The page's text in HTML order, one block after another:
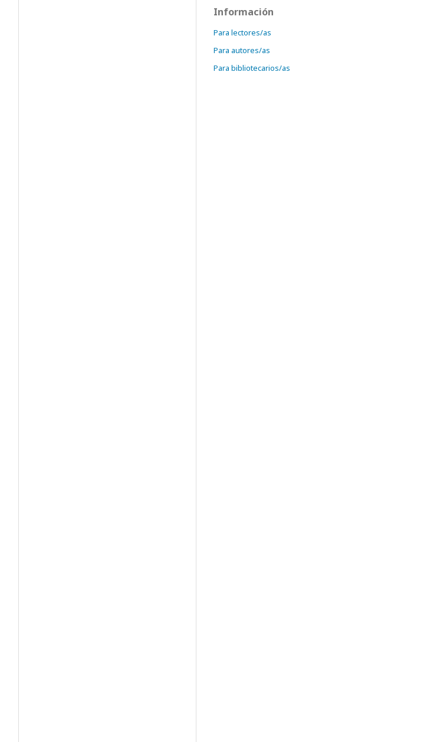
Información
Para lectores/as
Para autores/as
Para bibliotecarios/as